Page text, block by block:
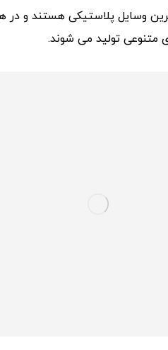
وسایل پلاستیکی هستند و در
متنوعی تولید می شوند.